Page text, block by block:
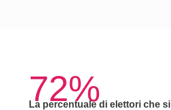
72%
La percentuale di elettori che si